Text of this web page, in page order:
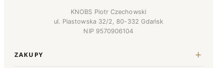
KNOBS Piotr Czechowski
ul. Piastowska 32/2, 80-332 Gdańsk
NIP 9570906104
ZAKUPY